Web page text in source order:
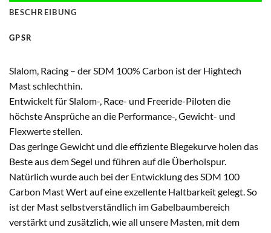
BESCHREIBUNG
GPSR
Slalom, Racing – der SDM 100% Carbon ist der Hightech
Mast schlechthin.
Entwickelt für Slalom-, Race- und Freeride-Piloten die
höchste Ansprüche an die Performance-, Gewicht- und
Flexwerte stellen.
Das geringe Gewicht und die effiziente Biegekurve holen das
Beste aus dem Segel und führen auf die Überholspur.
Natürlich wurde auch bei der Entwicklung des SDM 100
Carbon Mast Wert auf eine exzellente Haltbarkeit gelegt. So
ist der Mast selbstverständlich im Gabelbaumbereich
verstärkt und zusätzlich, wie all unsere Masten, mit dem